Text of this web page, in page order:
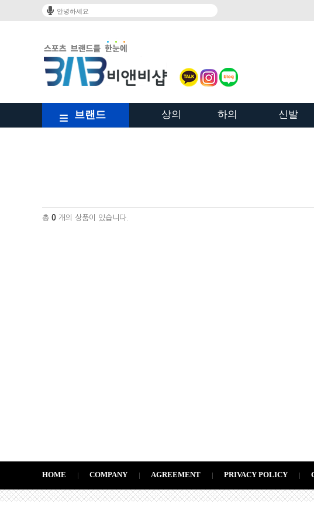
안녕하세요
브랜드 상의 하의 신발
총 0 개의 상품이 있습니다.
HOME COMPANY AGREEMENT PRIVACY POLICY